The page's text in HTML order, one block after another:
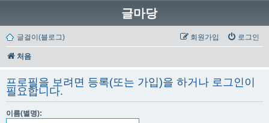
글마당
글걸이(블로그) 로그인
회원가입
처음
프로필을 보려면 등록(또는 가입)을 하거나 로그인이
필요합니다.
이름(별명):